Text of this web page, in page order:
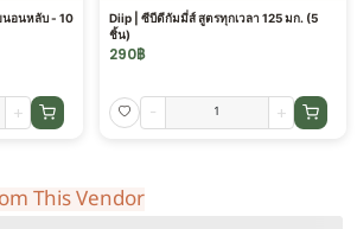
นอนหลับ - 10
+
Diip | ซีบีดีกัมมี่ส์ สูตรทุกเวลา 125 มก. (5
ชิ้น)
290฿
- +
This Vendor